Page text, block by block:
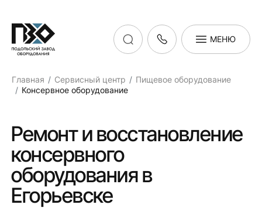
МЕНЮ
Главная Сервисный центр
Пищевое оборудование
Консервное оборудование
Ремонт и восстановление
консервного
оборудования в
Егорьевске